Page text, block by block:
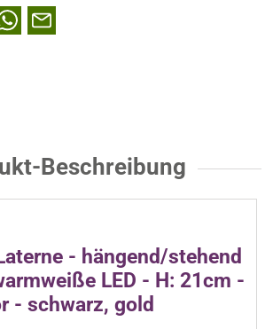
Beschreibung
- hängend/stehend
LED - H: 21cm -
- schwarz, gold